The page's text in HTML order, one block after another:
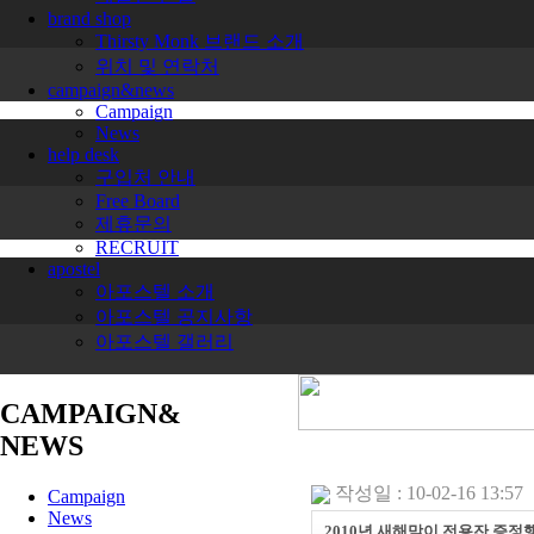
brand shop
Thirsty Monk 브랜드 소개
위치 및 연락처
campaign&news
Campaign
News
help desk
구입처 안내
Free Board
제휴문의
RECRUIT
apostel
아포스텔 소개
아포스텔 공지사항
아포스텔 갤러리
CAMPAIGN&
NEWS
Campaign
News
작성일 : 10-02-16 13:57